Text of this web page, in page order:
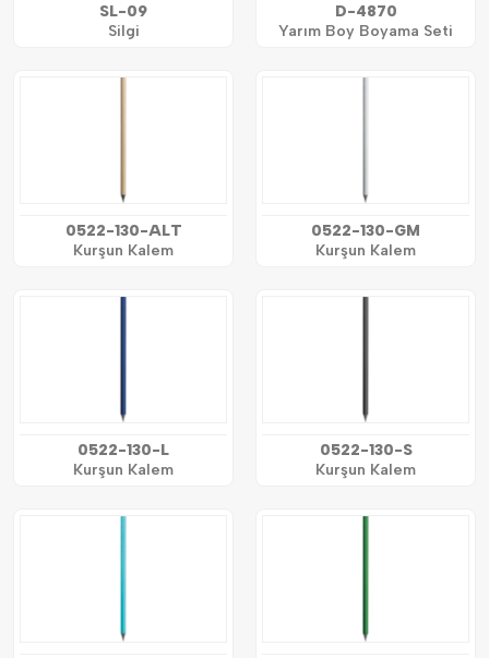
SL-09
Silgi
D-4870
Yarım Boy Boyama Seti
0522-130-ALT
Kurşun Kalem
0522-130-GM
Kurşun Kalem
0522-130-L
Kurşun Kalem
0522-130-S
Kurşun Kalem